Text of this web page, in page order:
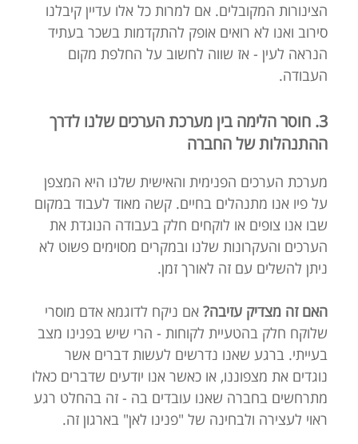
הצינורות המקובלים. אם למרות כל אלו עדיין קיבלנו
סירוב ואנו לא רואים אופק להתקדמות בשכר בעתיד
הנראה לעין - אז שווה לחשוב על החלפת מקום
העבודה.
3. חוסר הלימה בין מערכת הערכים שלנו לדרך
ההתנהלות של החברה
מערכת הערכים הפנימית והאישית שלנו היא המצפן
על פיו אנו מתנהלים בחיים. קשה מאוד לעבוד במקום
שבו אנו צופים או לוקחים חלק בעבודה הנוגדת את
הערכים והעקרונות שלנו ובמקרים מסוימים פשוט לא
ניתן להשלים עם זה לאורך זמן.
האם זה מצדיק עזיבה? אם ניקח לדוגמא אדם מוסרי
שלוקח חלק בהטעיית לקוחות - הרי שיש בפנינו מצב
בעייתי. ברגע שאנו נדרשים לעשות דברים אשר
נוגדים את מצפוננו, או כאשר אנו יודעים שדברים כאלו
מתרחשים בחברה שאנו עובדים בה - זה בהחלט רגע
ראוי לעצירה ולבחינה של "פנינו לאן" בארגון זה.